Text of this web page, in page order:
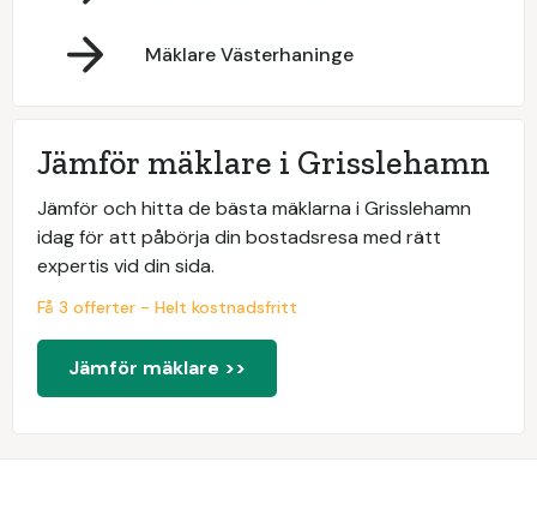
Mäklare Västerhaninge
Jämför mäklare i Grisslehamn
Jämför och hitta de bästa mäklarna i Grisslehamn
idag för att påbörja din bostadsresa med rätt
expertis vid din sida.
Få 3 offerter - Helt kostnadsfritt
Jämför mäklare >>